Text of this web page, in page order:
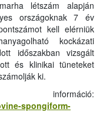
létszám alapján
országoknak 7 év
kell elérniük
kockázati
időszakban vizsgált
és klinikai tüneteket
ki.
spongiform-